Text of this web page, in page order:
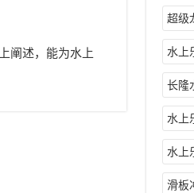
阐述，能为水上
超级
水上
长隆
水上
水上
滑板